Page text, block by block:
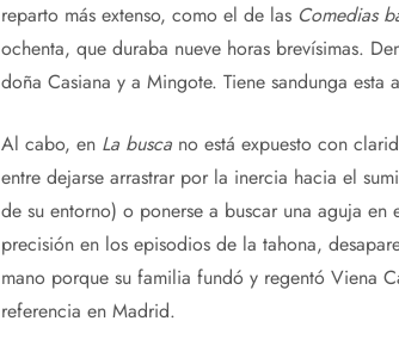
reparto más extenso, como el de las Comedias
ochenta, que duraba nueve horas brevísimas.
doña Casiana y a Mingote. Tiene sandunga esta
Al cabo, en La busca no está expuesto con
entre dejarse arrastrar por la inercia hacia el
de su entorno) o ponerse a buscar una aguja
precisión en los episodios de la tahona,
mano porque su familia fundó y regentó Viena
referencia en Madrid.